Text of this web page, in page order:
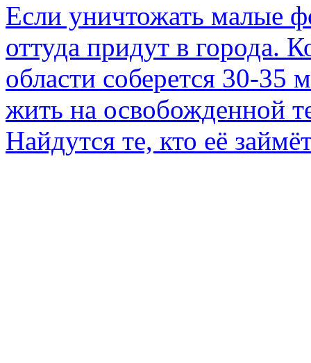
Если уничтожать малые
оттуда придут в города.
области соберется 30-35
жить на освобожденной
Найдутся те, кто её